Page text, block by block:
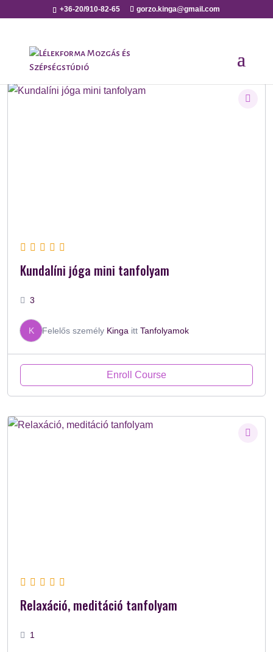
+36-20/910-82-65 gorzo.kinga@gmail.com
Kundalíni jóga mini tanfolyam
3
K Felelős személy Kinga itt Tanfolyamok
Enroll Course
Relaxáció, meditáció tanfolyam
1